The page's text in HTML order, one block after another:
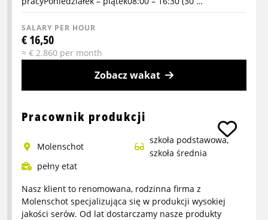
SALARY PER HOUR
€ 16,50
≈ € 2.860 per month
Zobacz wakat
info
Kierowca
heftruck
w
Hazeldonk
Pracownik produkcji
Molenschot
szkoła podstawowa,
szkoła średnia
pełny etat
Nasz klient to renomowana, rodzinna firma z
Molenschot specjalizująca się w produkcji wysokiej
jakości serów. Od lat dostarczamy nasze produkty